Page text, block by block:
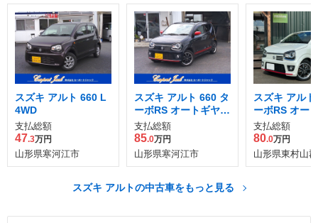
スズキ アルト 660 L
4WD
支払総額
47.3万円
山形県寒河江市
スズキ アルト 660 タ
ーボRS オートギヤシ
フト 4WD
支払総額
85.0万円
山形県寒河江市
スズキ アル
ーボRS オー
フト 4WD
支払総額
80.0万円
山形県東村山
スズキ アルトの中古車をもっと見る